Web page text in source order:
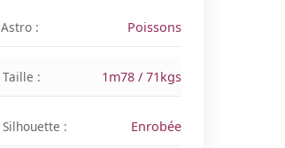
Astro : Poissons
Taille : 1m78 / 71kgs
Silhouette : Enrobée